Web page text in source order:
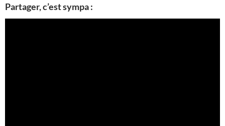
Partager, c’est sympa :